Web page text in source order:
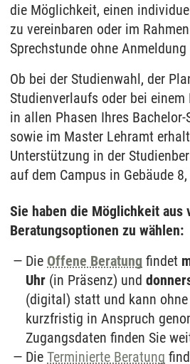
die Möglichkeit, einen
zu vereinbaren oder im
Sprechstunde ohne
Ob bei der Studienwahl, der
Studienverlaufs oder bei
in allen Phasen Ihres
sowie im Master Lehramt
Unterstützung in der
auf dem Campus in Gebäude 8,
Sie haben die Möglichkeit aus
Beratungsoptionen zu wählen:
Die Offene Beratung findet
Uhr (in Präsenz) und
(digital) statt und kann
kurzfristig in Anspruch
Zugangsdaten finden Sie
DieTerminierte Beratung